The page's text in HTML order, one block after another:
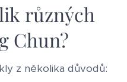
různých
Chun?
z několika důvodů: